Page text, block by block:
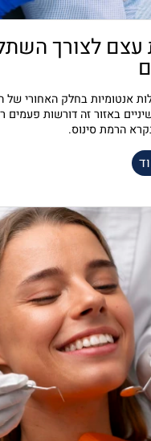
עצם לצורך
אנטומיות בחלק האחורי של
באזור זה דורשות פעמים
הרמת סינוס.